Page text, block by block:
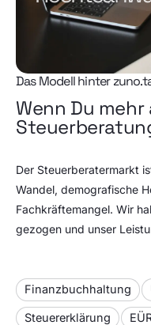
Das Modell hinter
Wenn Du
Der Steuerberatermarkt
Wandel, demografische
Fachkräftemangel. Wir
gezogen und unser
Finanzbuchhaltung
Steuererklärung